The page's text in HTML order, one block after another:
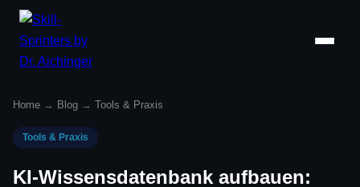
Home → Blog → Tools & Praxis
Tools & Praxis
KI-Wissensdatenbank aufbauen: